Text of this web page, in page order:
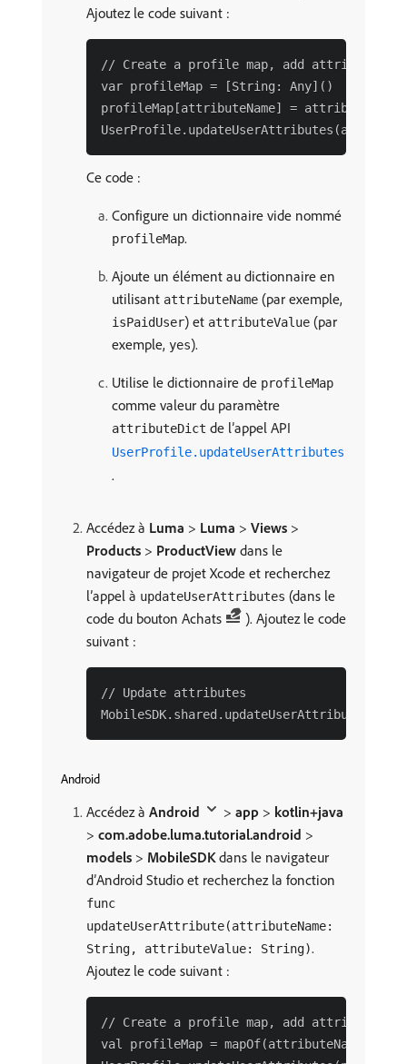
Ajoutez le code suivant :
// Create a profile map, add attributes to
var profileMap = [String: Any]()
profileMap[attributeName] = attributeValue
Ce code :
Configure un dictionnaire vide nommé
profileMap.
Ajoute un élément au dictionnaire en
utilisant attributeName (par exemple,
isPaidUser) et attributeValue (par
exemple, yes).
Utilise le dictionnaire de profileMap
comme valeur du paramètre
attributeDict de l’appel API
UserProfile.updateUserAttributes
.
Accédez à Luma > Luma > Views >
Products > ProductView dans le
navigateur de projet Xcode et recherchez
l’appel à updateUserAttributes (dans le
code du bouton Achats
). Ajoutez le code
suivant :
// Update attributes
Android
Accédez à Android > app > kotlin+java
> com.adobe.luma.tutorial.android >
models > MobileSDKdans le navigateur
d’Android Studio et recherchez la fonction
func
updateUserAttribute(attributeName:
String, attributeValue: String).
Ajoutez le code suivant :
// Create a profile map, add attributes to
val profileMap = mapOf(attributeName to